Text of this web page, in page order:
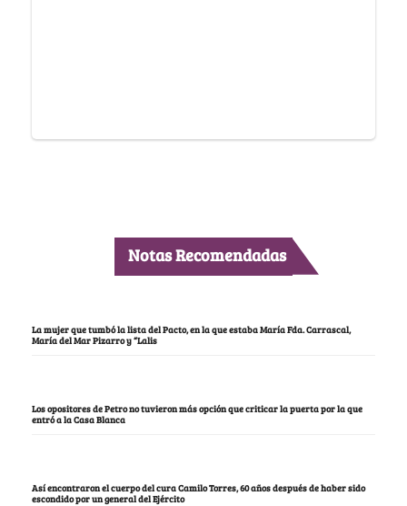
Notas Recomendadas
La mujer que tumbó la lista del Pacto, en la que estaba María Fda. Carrascal,
María del Mar Pizarro y “Lalis
Los opositores de Petro no tuvieron más opción que criticar la puerta por la que
entró a la Casa Blanca
Así encontraron el cuerpo del cura Camilo Torres, 60 años después de haber sido
escondido por un general del Ejército